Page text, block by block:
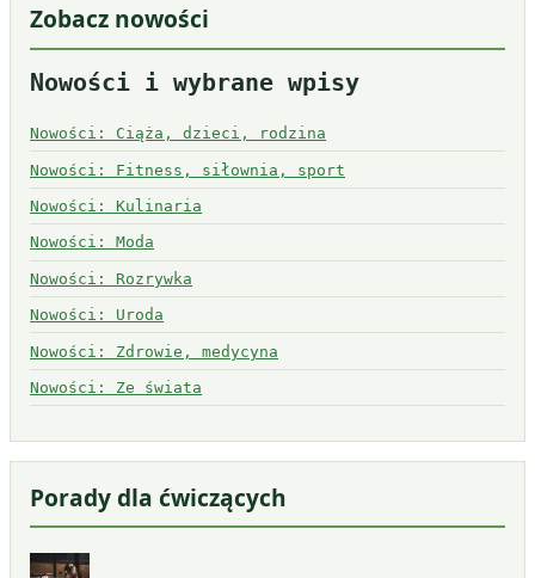
Zobacz nowości
Nowości i wybrane wpisy
Nowości: Ciąża, dzieci, rodzina
Nowości: Fitness, siłownia, sport
Nowości: Kulinaria
Nowości: Moda
Nowości: Rozrywka
Nowości: Uroda
Nowości: Zdrowie, medycyna
Nowości: Ze świata
Porady dla ćwiczących